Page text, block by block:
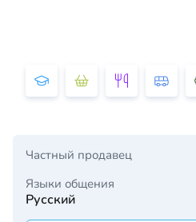
Частный продавец
Языки общения
Русский